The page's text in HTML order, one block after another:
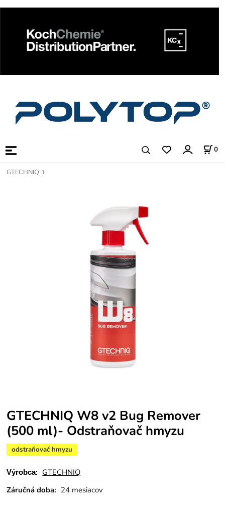
0
GTECHNIQ
GTECHNIQ W8 v2 Bug Remover
(500 ml)- Odstraňovač hmyzu
odstraňovač hmyzu
Výrobca: GTECHNIQ
Záručná doba: 24 mesiacov